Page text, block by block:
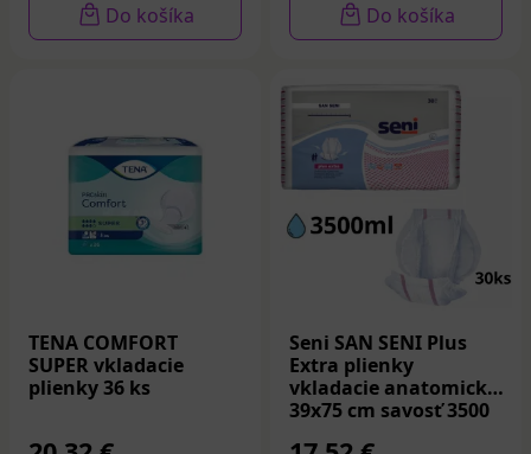
Do košíka Do košíka
TENA COMFORT
SUPER vkladacie
plienky 36 ks
Seni SAN SENI Plus
Extra plienky
vkladacie anatomické
39x75 cm savosť 3500